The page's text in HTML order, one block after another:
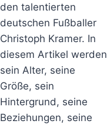
den talentierten
deutschen Fußballer
Christoph Kramer. In
diesem Artikel werden
sein Alter, seine
Größe, sein
Hintergrund, seine
Beziehungen, seine